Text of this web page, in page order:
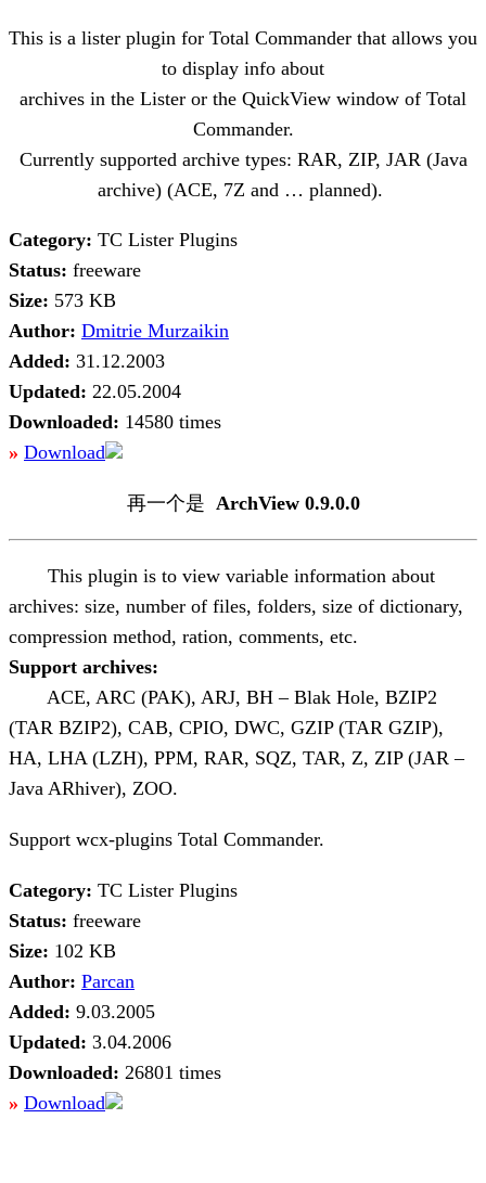
This is a lister plugin for Total Commander that allows you
to display info about
archives in the Lister or the QuickView window of Total
Commander.
Currently supported archive types: RAR, ZIP, JAR (Java
archive) (ACE, 7Z and … planned).
Category: TC Lister Plugins
Status: freeware
Size: 573 KB
Author: Dmitrie Murzaikin
Added: 31.12.2003
Updated: 22.05.2004
Downloaded: 14580 times
» Download
再一个是 ArchView 0.9.0.0
This plugin is to view variable information about
archives: size, number of files, folders, size of dictionary,
compression method, ration, comments, etc.
Support archives:
ACE, ARC (PAK), ARJ, BH – Blak Hole, BZIP2
(TAR BZIP2), CAB, CPIO, DWC, GZIP (TAR GZIP),
HA, LHA (LZH), PPM, RAR, SQZ, TAR, Z, ZIP (JAR –
Java ARhiver), ZOO.
Support wcx-plugins Total Commander.
Category: TC Lister Plugins
Status: freeware
Size: 102 KB
Author: Parcan
Added: 9.03.2005
Updated: 3.04.2006
Downloaded: 26801 times
» Download